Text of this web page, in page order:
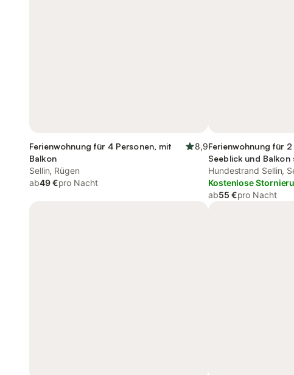
Ferienwohnung für 4 Personen, mit
Balkon
8,9
Sellin, Rügen
ab49 €pro Nacht
Ferienwohnung für
Seeblick und Balkon
Hundestrand Sellin,
Kostenlose
ab55 €pro Nacht